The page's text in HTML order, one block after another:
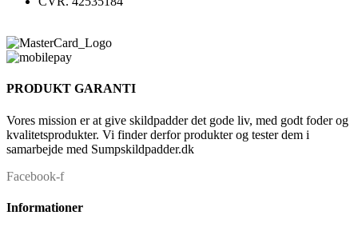
PRODUKT GARANTI
Vores mission er at give skildpadder det gode liv, med godt foder og
kvalitetsprodukter. Vi finder derfor produkter og tester dem i
samarbejde med Sumpskildpadder.dk
Facebook-f
Informationer